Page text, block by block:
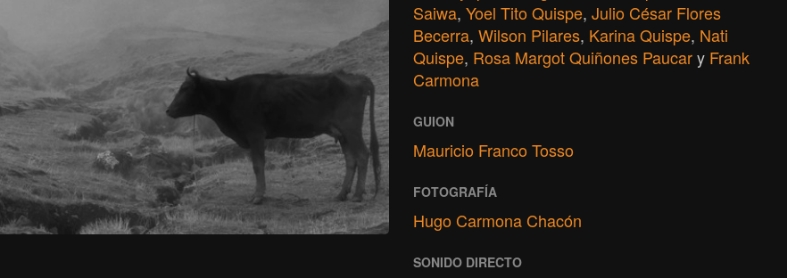
Saiwa, Yoel Tito Quispe, Julio César Flores
Becerra, Wilson Pilares, Karina Quispe, Nati
Quispe, Rosa Margot Quiñones Paucary Frank
Carmona
GUION
Mauricio Franco Tosso
FOTOGRAFÍA
Hugo Carmona Chacón
SONIDO DIRECTO